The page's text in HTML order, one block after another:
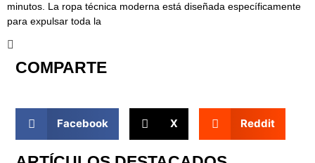
minutos. La ropa técnica moderna está diseñada específicamente
para expulsar toda la
COMPARTE
Facebook X Reddit